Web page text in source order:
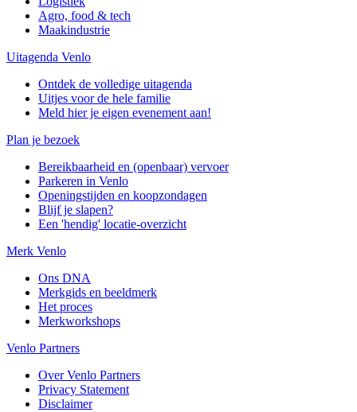
Agro, food & tech
Maakindustrie
Uitagenda Venlo
Ontdek de volledige uitagenda
Uitjes voor de hele familie
Meld hier je eigen evenement aan!
Plan je bezoek
Bereikbaarheid en (openbaar) vervoer
Parkeren in Venlo
Openingstijden en koopzondagen
Blijf je slapen?
Een 'hendig' locatie-overzicht
Merk Venlo
Ons DNA
Merkgids en beeldmerk
Het proces
Merkworkshops
Venlo Partners
Over Venlo Partners
Privacy Statement
Disclaimer